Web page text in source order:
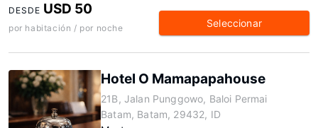
DESDE USD 50
por habitación / por noche Seleccionar
Hotel O Mamapapahouse
21B, Jalan Punggowo, Baloi Permai
Batam, Batam, 29432, ID